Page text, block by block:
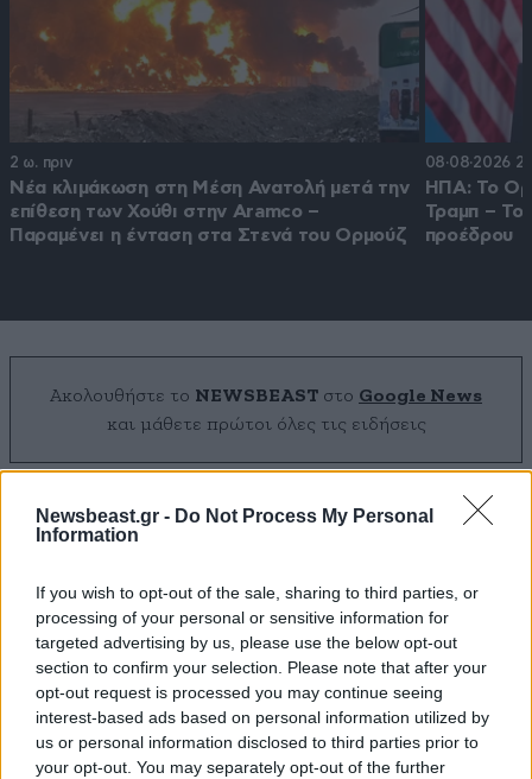
Newsbeast.gr - Do Not Process My Personal
Information
If you wish to opt-out of the sale, sharing to third parties, or
processing of your personal or sensitive information for
targeted advertising by us, please use the below opt-out
section to confirm your selection. Please note that after your
opt-out request is processed you may continue seeing
interest-based ads based on personal information utilized by
us or personal information disclosed to third parties prior to
your opt-out. You may separately opt-out of the further
2 ω. πριν
Νέα κλιμάκωση στη Μέση Ανατολή μετά την
επίθεση των Χούθι στην Aramco –
Παραμένει η ένταση στα Στενά του Ορμούζ
08·08·2026
ΗΠΑ: Το
Τραμπ – Το
προέδρου
Ακολουθήστε το NEWSBEAST στο Google News
και μάθετε πρώτοι όλες τις ειδήσεις